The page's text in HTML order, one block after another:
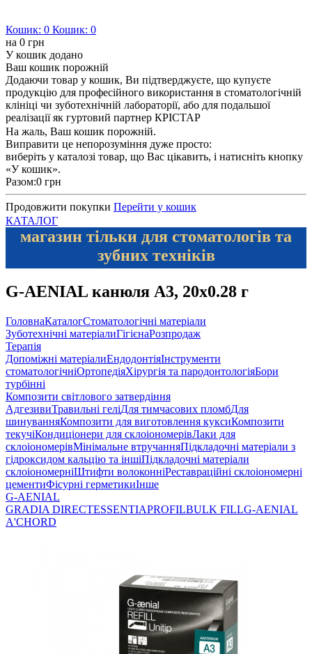
Кошик: 0 Кошик: 0
на 0 грн
У кошик додано
Ваш кошик порожній
Додаючи товар у кошик, Ви підтверджуєте, що купуєте
продукцію для професійного використання в стоматологічній
клініці чи зуботехнічній лабораторії, або для подальшої
реалізації як гуртовий партнер КРІСТАР
На жаль, Ваш кошик порожній.
Виправити це непорозуміння дуже просто:
виберіть у каталозі товар, що Вас цікавить, і натисніть кнопку
«У кошик».
Разом:0 грн
Продовжити покупки Перейти у кошик
КАТАЛОГ
магазин тільки для стоматологів та
зубних техніків
G-AENIAL канюля A3, 20х0.28 г
ГоловнаКаталогСтоматологічні матеріали
Зуботехнічні матеріалиГігієнаРозпродаж
Терапія
Допоміжні матеріалиЕндодонтіяІнструменти
стоматологічніОртопедіяХірургія та пародонтологіяБори
турбінні
Композити світлового затвердіння
АдгезивиТравильні геліДля тимчасових пломбДля
шинуванняКомпозити для виготовлення куксиКомпозити
текучіКондиціонери для склоіономерівЛаки для
склоіономерівМінімальне втручанняПідкладочні матеріали з
гідроксидом кальцію та іншіПідкладочні матеріали
склоіономерніШтифти волоконніРеставраційні склоіономерні
цементиФісурні герметикиІнше
G-AENIAL
GRADIA DIRECTESSENTIAPROFILBULK FILLG-AENIAL
A'CHORD